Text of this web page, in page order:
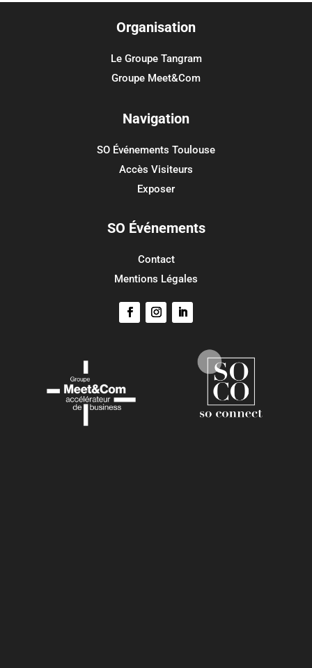
Flux des commentaires
Site de WordPress-FR
Organisation
Le Groupe Tangram
Groupe Meet&Com
Navigation
SO Événements Toulouse
Accès Visiteurs
Exposer
SO Événements
Contact
Mentions Légales